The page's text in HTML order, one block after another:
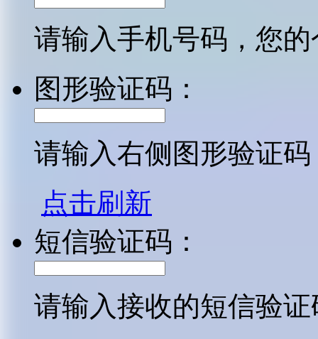
请输入手机号码，您
图形验证码：
请输入右侧图形验证码
点击刷新
短信验证码：
请输入接收的短信验证